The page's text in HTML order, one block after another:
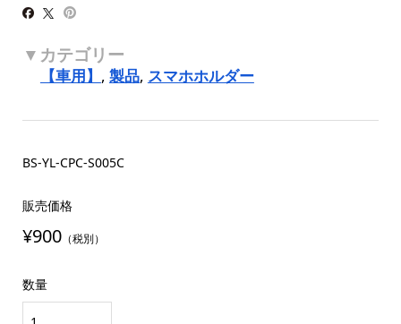
【車用】 , 製品, スマホホルダー
BS-YL-CPC-S005C
販売価格
¥900（税別）
数量